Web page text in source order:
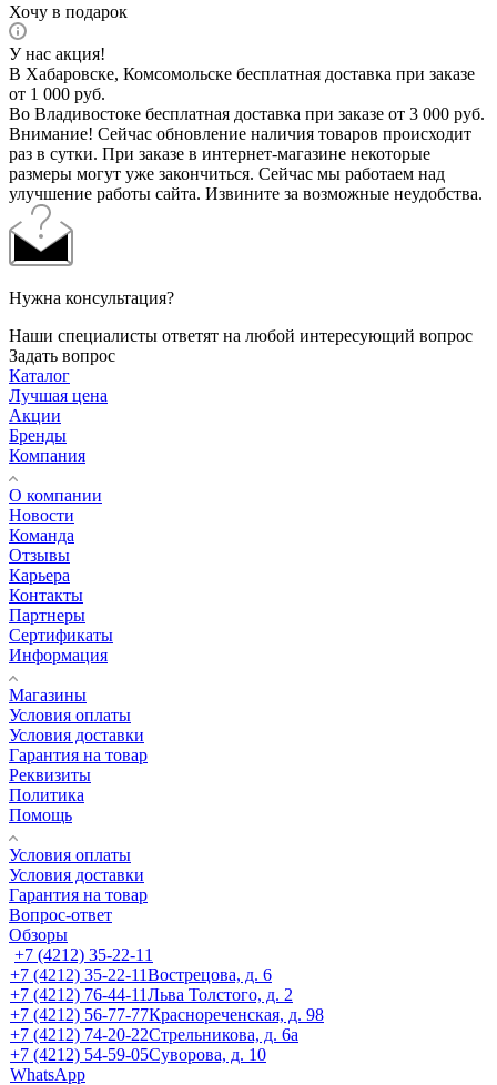
Хочу в подарок
У нас акция!
В Хабаровске, Комсомольске бесплатная доставка при заказе
от 1 000 руб.
Во Владивостоке бесплатная доставка при заказе от 3 000 руб.
Внимание! Сейчас обновление наличия товаров происходит
раз в сутки. При заказе в интернет-магазине некоторые
размеры могут уже закончиться. Сейчас мы работаем над
улучшение работы сайта. Извините за возможные неудобства.
Нужна консультация?
Наши специалисты ответят на любой интересующий вопрос
Задать вопрос
Каталог
Лучшая цена
Акции
Бренды
Компания
О компании
Новости
Команда
Отзывы
Карьера
Контакты
Партнеры
Сертификаты
Информация
Магазины
Условия оплаты
Условия доставки
Гарантия на товар
Реквизиты
Политика
Помощь
Условия оплаты
Условия доставки
Гарантия на товар
Вопрос-ответ
Обзоры
+7 (4212) 35-22-11
+7 (4212) 35-22-11Вострецова, д. 6
+7 (4212) 76-44-11Льва Толстого, д. 2
+7 (4212) 56-77-77Краснореченская, д. 98
+7 (4212) 74-20-22Стрельникова, д. 6а
+7 (4212) 54-59-05Суворова, д. 10
WhatsApp